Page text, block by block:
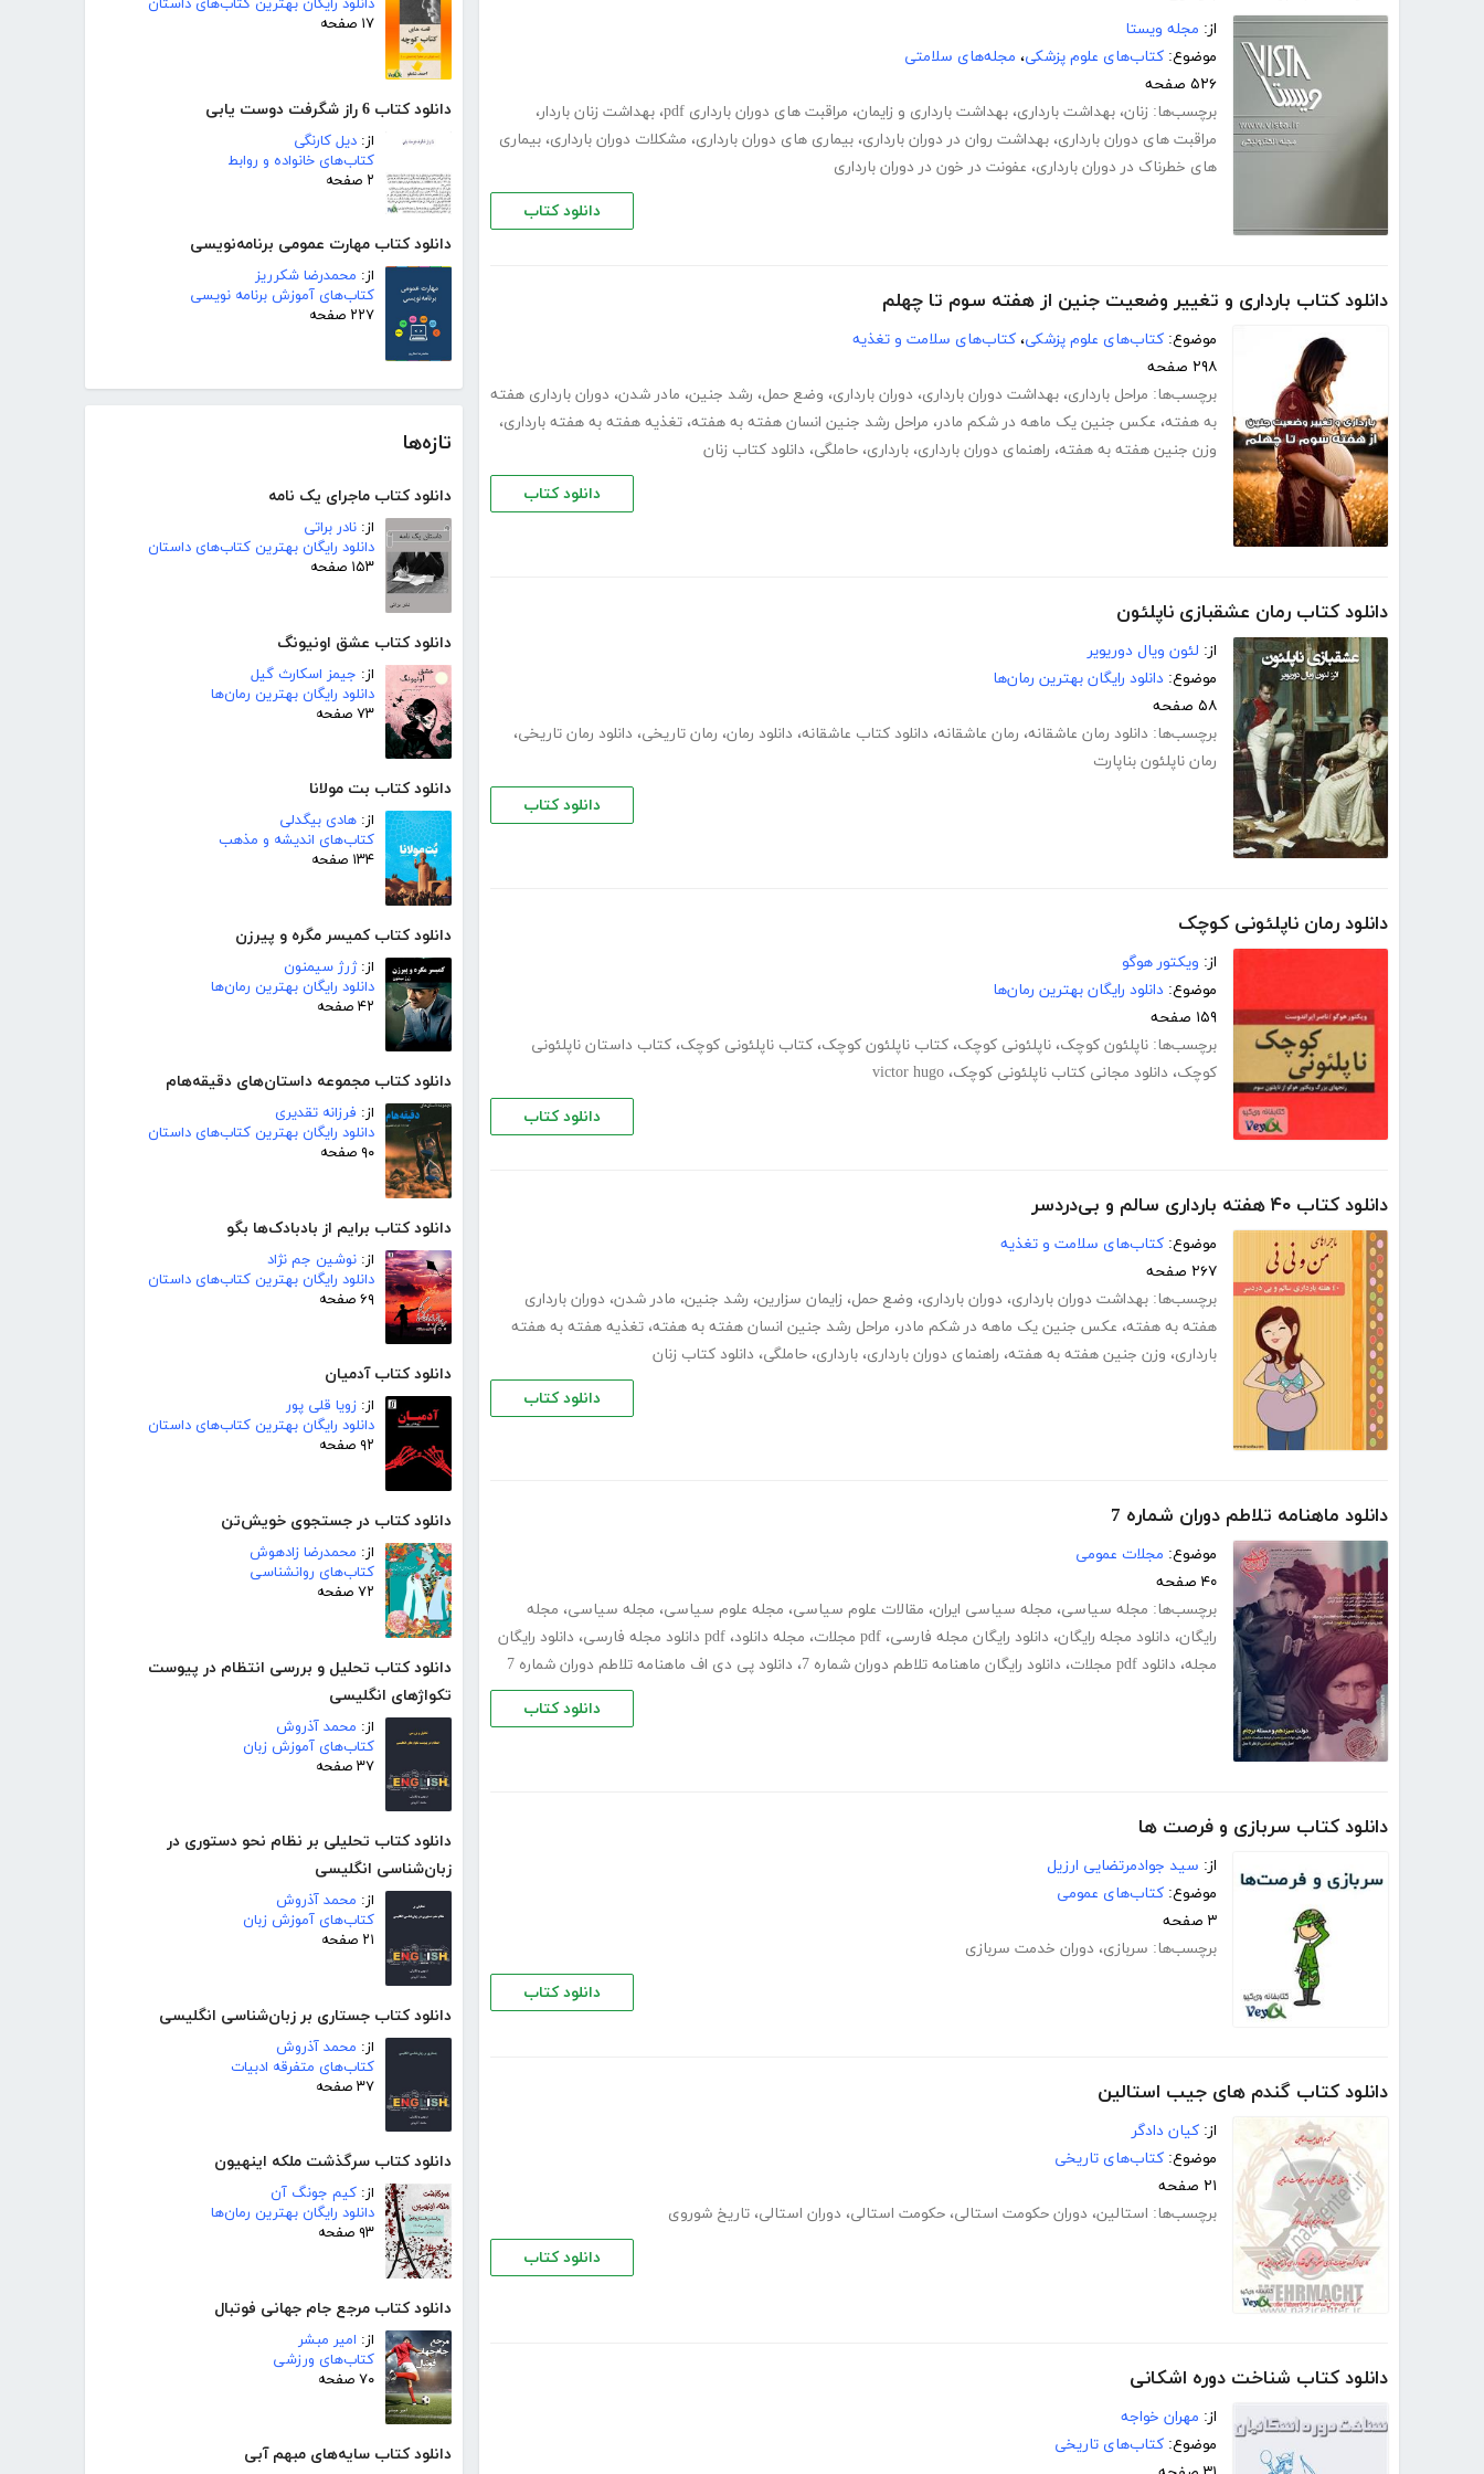
دانلود رایگان بهترین کتاب‌های داستان
۱۷ صفحه
دانلود کتاب 6 راز شگرفت دوست یابی
از: دیل کارنگی
کتاب‌های خانواده و روابط
۲ صفحه
دانلود کتاب مهارت عمومی برنامه‌نویسی
از: محمدرضا شکرریز
کتاب‌های آموزش برنامه نویسی
۲۲۷ صفحه
تازه‌ها
دانلود کتاب ماجرای یک نامه
از: نادر براتی
دانلود رایگان بهترین کتاب‌های داستان
۱۵۳ صفحه
دانلود کتاب عشق اونیونگ
از: جیمز اسکارث گیل
دانلود رایگان بهترین رمان‌ها
۷۳ صفحه
دانلود کتاب بت مولانا
از: هادی بیگدلی
کتاب‌های اندیشه و مذهب
۱۳۴ صفحه
دانلود کتاب کمیسر مگره و پیرزن
از:ژرژ سیمنون
دانلود رایگان بهترین رمان‌ها
۴۲ صفحه
دانلود کتاب مجموعه داستان‌های دقیقه‌هام
از: فرزانه تقدیری
دانلود رایگان بهترین کتاب‌های داستان
۹۰ صفحه
دانلود کتاب برایم از بادبادک‌ها بگو
از: نوشین جم نژاد
دانلود رایگان بهترین کتاب‌های داستان
۶۹ صفحه
دانلود کتاب آدمیان
از: زویا قلی پور
دانلود رایگان بهترین کتاب‌های داستان
۹۲ صفحه
دانلود کتاب در جستجوی خویش‌تن
از: محمدرضا زادهوش
کتاب‌های روانشناسی
۷۲ صفحه
دانلود کتاب تحلیل و بررسی انتظام در پیوست
تکواژهای انگلیسی
از: محمد آذروش
کتاب‌های آموزش زبان
۳۷ صفحه
دانلود کتاب تحلیلی بر نظام نحو دستوری در
زبان‌شناسی انگلیسی
از: محمد آذروش
کتاب‌های آموزش زبان
۲۱ صفحه
دانلود کتاب جستاری بر زبان‌شناسی انگلیسی
از: محمد آذروش
کتاب‌های متفرقه ادبیات
۳۷ صفحه
دانلود کتاب سرگذشت ملکه اینهیون
از: کیم جونگ آن
دانلود رایگان بهترین رمان‌ها
۹۳ صفحه
دانلود کتاب مرجع جام جهانی فوتبال
از: امیر مبشر
کتاب‌های ورزشی
۷۰ صفحه
دانلود کتاب سایه‌های مبهم آبی
از: مجله ویستا
موضوع: کتاب‌های علوم پزشکی، مجله‌های سلامتی
۵۲۶ صفحه
برچسب‌ها: زنان، بهداشت بارداری، بهداشت بارداری و زایمان، مراقبت های دوران بارداری pdf ، بهداشت زنان باردار،
مراقبت های دوران بارداری، بهداشت روان در دوران بارداری، بیماری های دوران بارداری، مشکلات دوران بارداری، بیماری
های خطرناک در دوران بارداری، عفونت در خون در دوران بارداری
دانلود کتاب
دانلود کتاب بارداری و تغییر وضعیت جنین از هفته سوم تا چهلم
موضوع: کتاب‌های علوم پزشکی، کتاب‌های سلامت و تغذیه
۲۹۸ صفحه
برچسب‌ها: مراحل بارداری، بهداشت دوران بارداری، دوران بارداری، وضع حمل، رشد جنین، مادر شدن، دوران بارداری هفته
به هفته، عکس جنین یک ماهه در شکم مادر، مراحل رشد جنین انسان هفته به هفته، تغذیه هفته به هفته بارداری،
وزن جنین هفته به هفته، راهنمای دوران بارداری، بارداری، حاملگی، دانلود کتاب زنان
دانلود کتاب
دانلود کتاب رمان عشقبازی ناپلئون
از: لئون ویال دوریویر
موضوع: دانلود رایگان بهترین رمان‌ها
۵۸ صفحه
برچسب‌ها: دانلود رمان عاشقانه، رمان عاشقانه، دانلود کتاب عاشقانه، دانلود رمان، رمان تاریخی، دانلود رمان تاریخی،
رمان ناپلئون بناپارت
دانلود کتاب
دانلود رمان ناپلئونی کوچک
از: ویکتور هوگو
موضوع: دانلود رایگان بهترین رمان‌ها
۱۵۹ صفحه
برچسب‌ها: ناپلئون کوچک، ناپلئونی کوچک، کتاب ناپلئون کوچک، کتاب ناپلئونی کوچک، کتاب داستان ناپلئونی
کوچک، دانلود مجانی کتاب ناپلئونی کوچک، victor hugo
دانلود کتاب
دانلود کتاب ۴۰ هفته بارداری سالم و بی‌دردسر
موضوع: کتاب‌های سلامت و تغذیه
۲۶۷ صفحه
برچسب‌ها: بهداشت دوران بارداری، دوران بارداری، وضع حمل، زایمان سزارین، رشد جنین، مادر شدن، دوران بارداری
هفته به هفته، عکس جنین یک ماهه در شکم مادر، مراحل رشد جنین انسان هفته به هفته، تغذیه هفته به هفته
بارداری، وزن جنین هفته به هفته، راهنمای دوران بارداری، بارداری، حاملگی، دانلود کتاب زنان
دانلود کتاب
دانلود ماهنامه تلاطم دوران شماره 7
موضوع: مجلات عمومی
۴۰ صفحه
برچسب‌ها: مجله سیاسی، مجله سیاسی ایران، مقالات علوم سیاسی، مجله علوم سیاسی، مجله سیاسی، مجله
رایگان، دانلود مجله رایگان، دانلود رایگان مجله فارسی، pdf مجلات ، مجله دانلود، pdf دانلود مجله فارسی ، دانلود رایگان
مجله، دانلود pdf مجلات ، دانلود رایگان ماهنامه تلاطم دوران شماره 7 ، دانلود پی دی اف ماهنامه تلاطم دوران شماره 7
دانلود کتاب
دانلود کتاب سربازی و فرصت ها
از: سید جوادمرتضایی ارزیل
موضوع: کتاب‌های عمومی
۳ صفحه
برچسب‌ها: سربازی، دوران خدمت سربازی
دانلود کتاب
دانلود کتاب گندم های جیب استالین
از: کیان دادگر
موضوع: کتاب‌های تاریخی
۲۱ صفحه
برچسب‌ها: استالین، دوران حکومت استالی، حکومت استالی، دوران استالی، تاریخ شوروی
دانلود کتاب
دانلود کتاب شناخت دوره اشکانی
از: مهران خواجه
موضوع: کتاب‌های تاریخی